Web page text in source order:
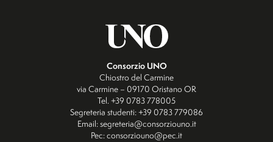
Consorzio UNO
Chiostro del Carmine
via Carmine – 09170 Oristano OR
Tel. +39 0783 778005
Segreteria studenti: +39 0783 779086
Email: segreteria@consorziouno.it
Pec: consorziouno@pec.it